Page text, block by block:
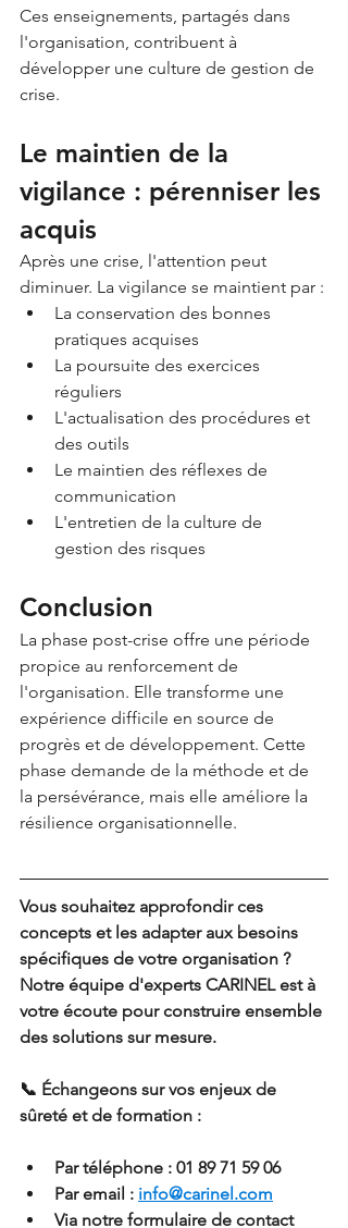
Ces enseignements, partagés dans
l'organisation, contribuent à
développer une culture de gestion de
crise.
Le maintien de la
vigilance : pérenniser les
acquis
Après une crise, l'attention peut
diminuer. La vigilance se maintient par :
La conservation des bonnes
pratiques acquises
La poursuite des exercices
réguliers
L'actualisation des procédures et
des outils
Le maintien des réflexes de
communication
L'entretien de la culture de
gestion des risques
Conclusion
La phase post-crise offre une période
propice au renforcement de
l'organisation. Elle transforme une
expérience difficile en source de
progrès et de développement. Cette
phase demande de la méthode et de
la persévérance, mais elle améliore la
résilience organisationnelle.
Vous souhaitez approfondir ces
concepts et les adapter aux besoins
spécifiques de votre organisation ?
Notre équipe d'experts CARINEL est à
votre écoute pour construire ensemble
des solutions sur mesure.
📞 Échangeons sur vos enjeux de
sûreté et de formation :
Par téléphone : 01 89 71 59 06
Par email : info@carinel.com
Via notre formulaire de contact